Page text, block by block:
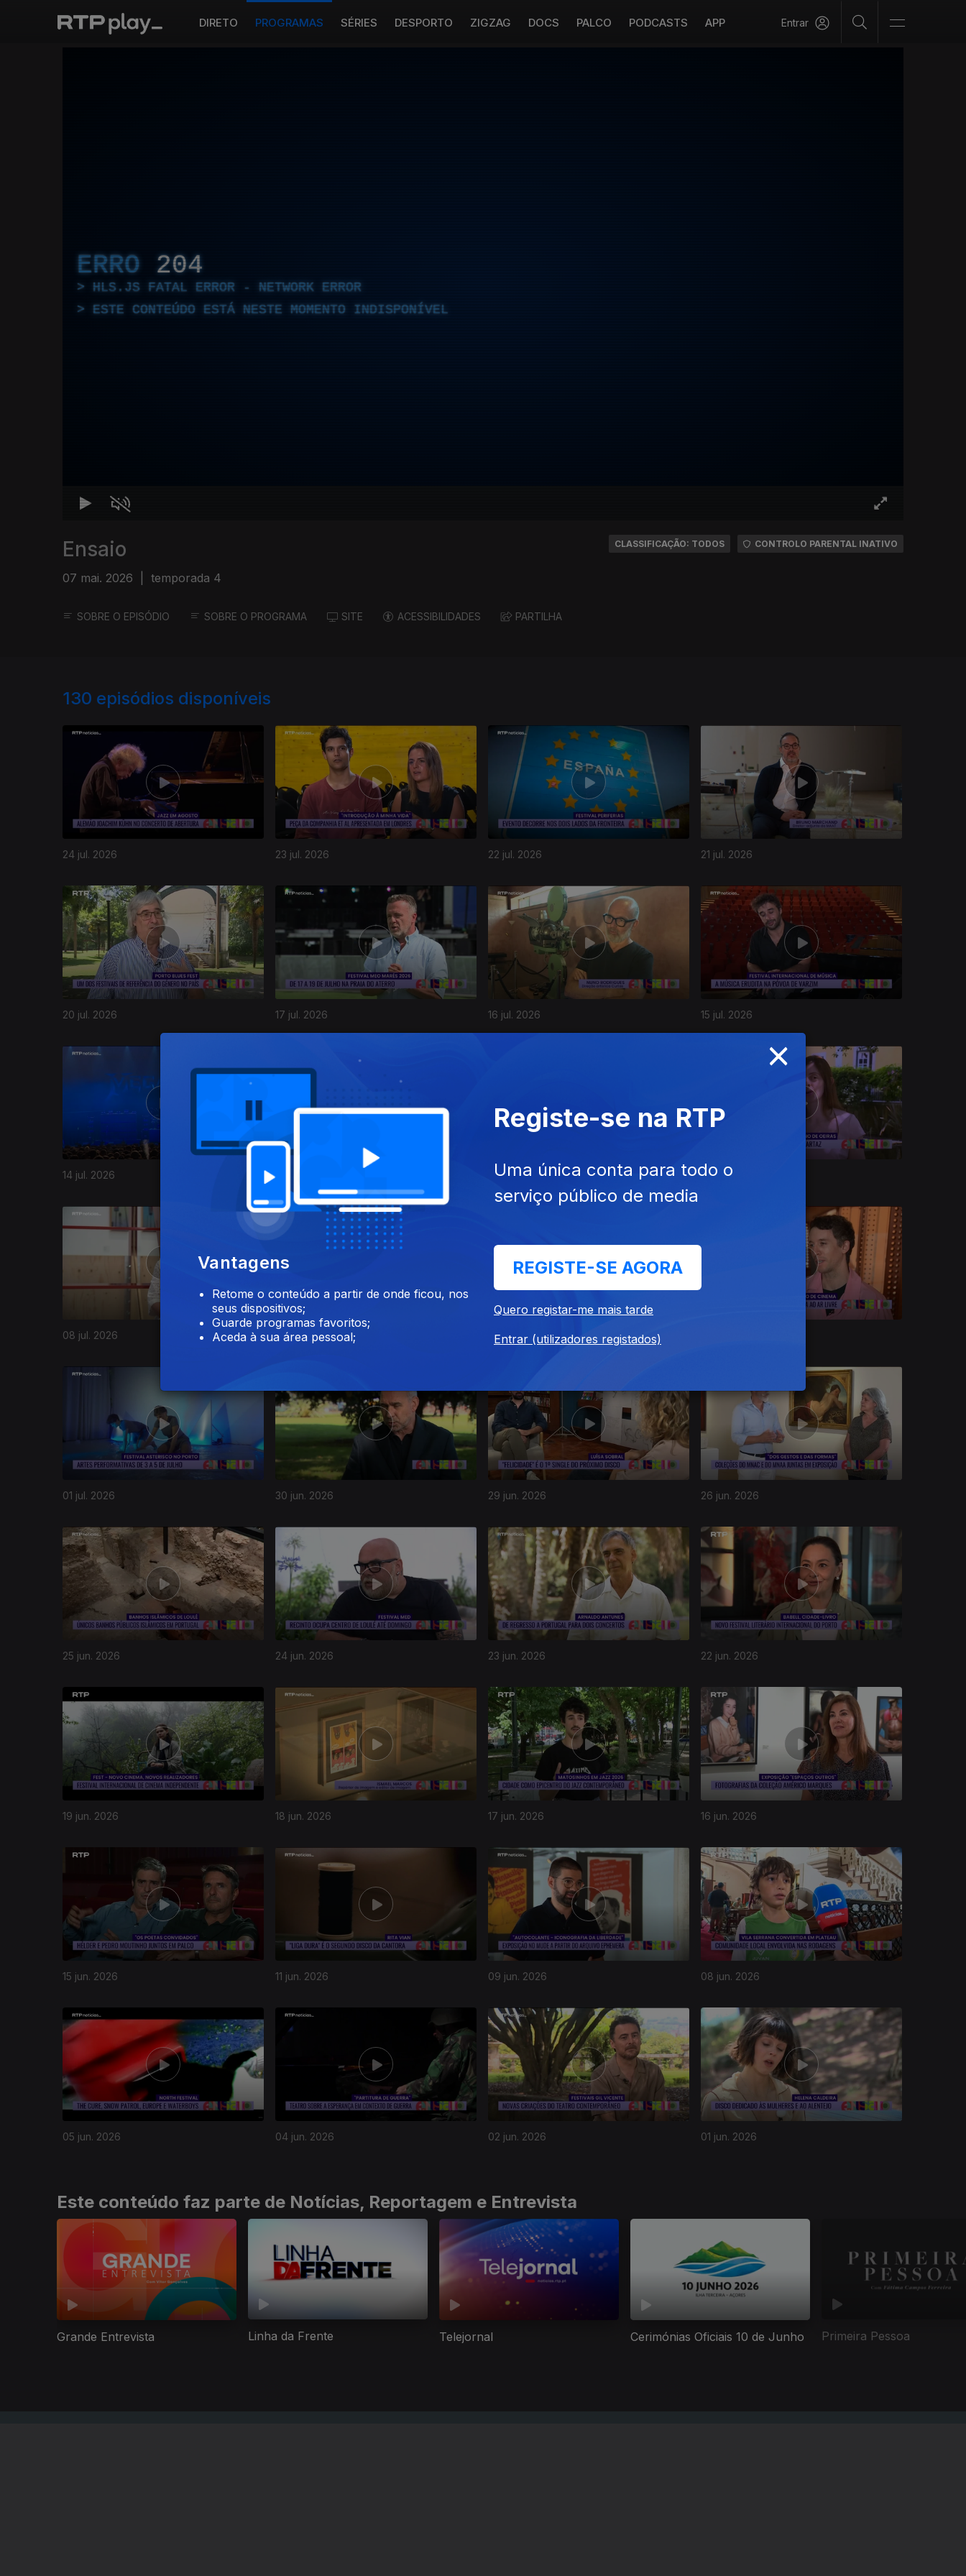
DIRETO PROGRAMAS SÉRIES DESPORTO ZIGZAG DOCS PALCO PODCASTS APP Entrar
ERRO 204
HLS.JS FATAL ERROR - NETWORK ERROR
ESTE CONTEÚDO ESTÁ NESTE MOMENTO INDISPONÍVEL
Ensaio
07 mai. 2026 temporada 4
CLASSIFICAÇÃO: TODOS CONTROLO PARENTAL INATIVO
SOBRE O EPISÓDIO SOBRE O PROGRAMA SITE ACESSIBILIDADES PARTILHA
130 episódios disponíveis
24 jul. 2026 23 jul. 2026 22 jul. 2026 21 jul. 2026
20 jul. 2026 17 jul. 2026 16 jul. 2026 15 jul. 2026
14 jul. 2026 13 jul. 2026 10 jul. 2026 09 jul. 2026
941592
08 jul. 2026 06 jul. 2026 03 jul. 2026
01 jul. 2026 30 jun. 2026 29 jun. 2026 26 jun. 2026
25 jun. 2026 24 jun. 2026 23 jun. 2026 22 jun. 2026
937651
19 jun. 2026 18 jun. 2026 17 jun. 2026 16 jun. 2026
15 jun. 2026 11 jun. 2026 09 jun. 2026 08 jun. 2026
05 jun. 2026 04 jun. 2026 02 jun. 2026 01 jun. 2026
933094
Este conteúdo faz parte de Notícias, Reportagem e Entrevista
Grande Entrevista Linha da Frente Telejornal Cerimónias Oficiais 10 de Junho Primeira Pessoa
×
Vantagens
Retome o conteúdo a partir de onde ficou, nos
seus dispositivos;
Guarde programas favoritos;
Aceda à sua área pessoal;
Registe-se na RTP
Uma única conta para todo o
serviço público de media
REGISTE-SE AGORA
Quero registar-me mais tarde
Entrar (utilizadores registados)